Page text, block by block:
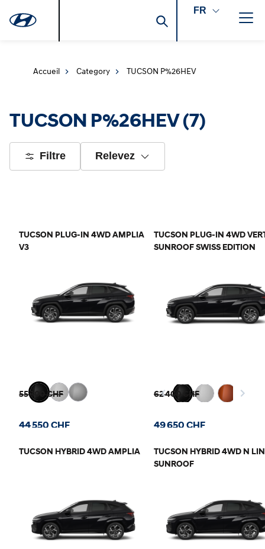
FR
Accueil Category TUCSON P%26HEV
TUCSON P%26HEV(7)
Filtre Relevez
TUCSON PLUG-IN 4WD AMPLIA
V3
55 300 CHF
44 550 CHF
TUCSON PLUG-IN 4WD
SUNROOF SWISS EDITION
62 400 CHF
49 650 CHF
TUCSON HYBRID 4WD AMPLIA
TUCSON HYBRID 4WD N
SUNROOF